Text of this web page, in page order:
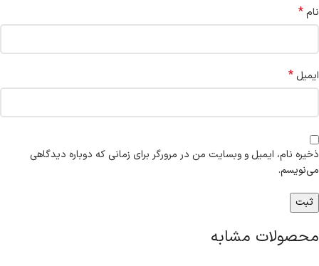
نام*
ایمیل *
ذخیره نام، ایمیل و وبسایت من در مرورگر برای زمانی که دوباره دیدگاهی
می‌نویسم.
محصولات مشابه